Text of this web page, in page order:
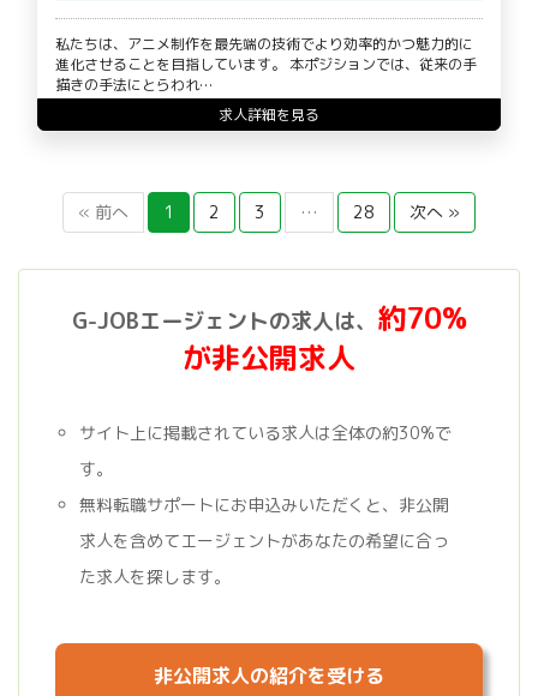
私たちは、アニメ制作を最先端の技術でより効率的かつ魅力的に
進化させることを目指しています。 本ポジションでは、従来の手
描きの手法にとらわれ…
求人詳細を見る
« 前へ 1 2 3 … 28 次へ »
G-JOBエージェントの求人は、 約70%
が非公開求人
サイト上に掲載されている求人は全体の約30%で
す。
無料転職サポートにお申込みいただくと、非公開
求人を含めてエージェントがあなたの希望に合っ
た求人を探します。
非公開求人の紹介を受ける